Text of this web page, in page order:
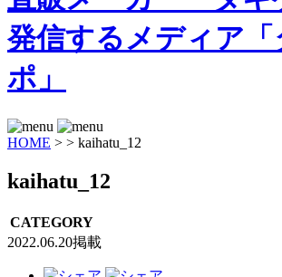
HOME > > kaihatu_12
kaihatu_12
CATEGORY
2022.06.20掲載